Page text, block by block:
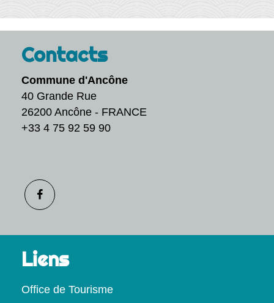
Contacts
Commune d'Ancône
40 Grande Rue
26200 Ancône - FRANCE
+33 4 75 92 59 90
Liens
Office de Tourisme